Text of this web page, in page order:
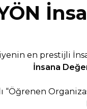
en prestijli
İnsana
“Öğrenen